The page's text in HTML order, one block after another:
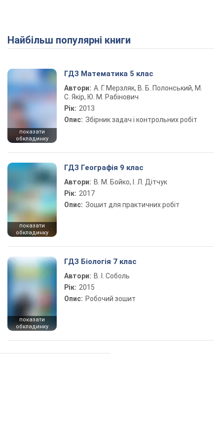
Найбільш популярні книги
показати
обкладинку
ГДЗ Математика 5 клас
Автори: А. Г. Мерзляк, В. Б. Полонський, М.
С. Якір, Ю. М. Рабінович
Рік: 2013
Опис: Збірник задач і контрольних робіт
показати
обкладинку
ГДЗ Географія 9 клас
Автори: В. М. Бойко, І. Л. Дітчук
Рік: 2017
Опис: Зошит для практичних робіт
показати
обкладинку
ГДЗ Біологія 7 клас
Автори: В. І. Соболь
Рік: 2015
Опис: Робочий зошит